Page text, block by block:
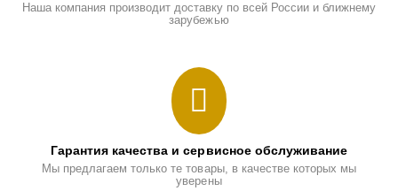
Наша компания производит доставку по всей России и ближнему
зарубежью
Гарантия качества и сервисное обслуживание
Мы предлагаем только те товары, в качестве которых мы
уверены